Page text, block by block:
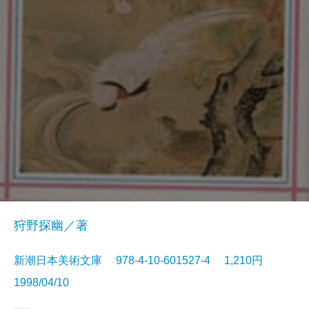
狩野探幽／著
新潮日本美術文庫 978-4-10-601527-4 1,210円
1998/04/10